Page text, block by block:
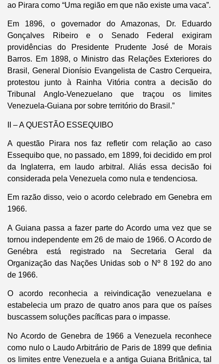
ao Pirara como “Uma região em que não existe uma vaca”.
Em 1896, o governador do Amazonas, Dr. Eduardo
Gonçalves Ribeiro e o Senado Federal exigiram
providências do Presidente Prudente José de Morais
Barros. Em 1898, o Ministro das Relações Exteriores do
Brasil, General Dionísio Evangelista de Castro Cerqueira,
protestou junto à Rainha Vitória contra a decisão do
Tribunal Anglo-Venezuelano que traçou os limites
Venezuela-Guiana por sobre território do Brasil.”
II – A QUESTÃO ESSEQUIBO
A questão Pirara nos faz refletir com relação ao caso
Essequibo que, no passado, em 1899, foi decidido em prol
da Inglaterra, em laudo arbitral. Aliás essa decisão foi
considerada pela Venezuela como nula e tendenciosa.
Em razão disso, veio o acordo celebrado em Genebra em
1966.
A Guiana passa a fazer parte do Acordo uma vez que se
tornou independente em 26 de maio de 1966. O Acordo de
Genébra está registrado na Secretaria Geral da
Organização das Nações Unidas sob o Nº 8 192 do ano
de 1966.
O acordo reconhecia a reivindicação venezuelana e
estabelecia um prazo de quatro anos para que os países
buscassem soluções pacíficas para o impasse.
No Acordo de Genebra de 1966 a Venezuela reconhece
como nulo o Laudo Arbitrário de Paris de 1899 que definia
os limites entre Venezuela e a antiga Guiana Britânica, tal